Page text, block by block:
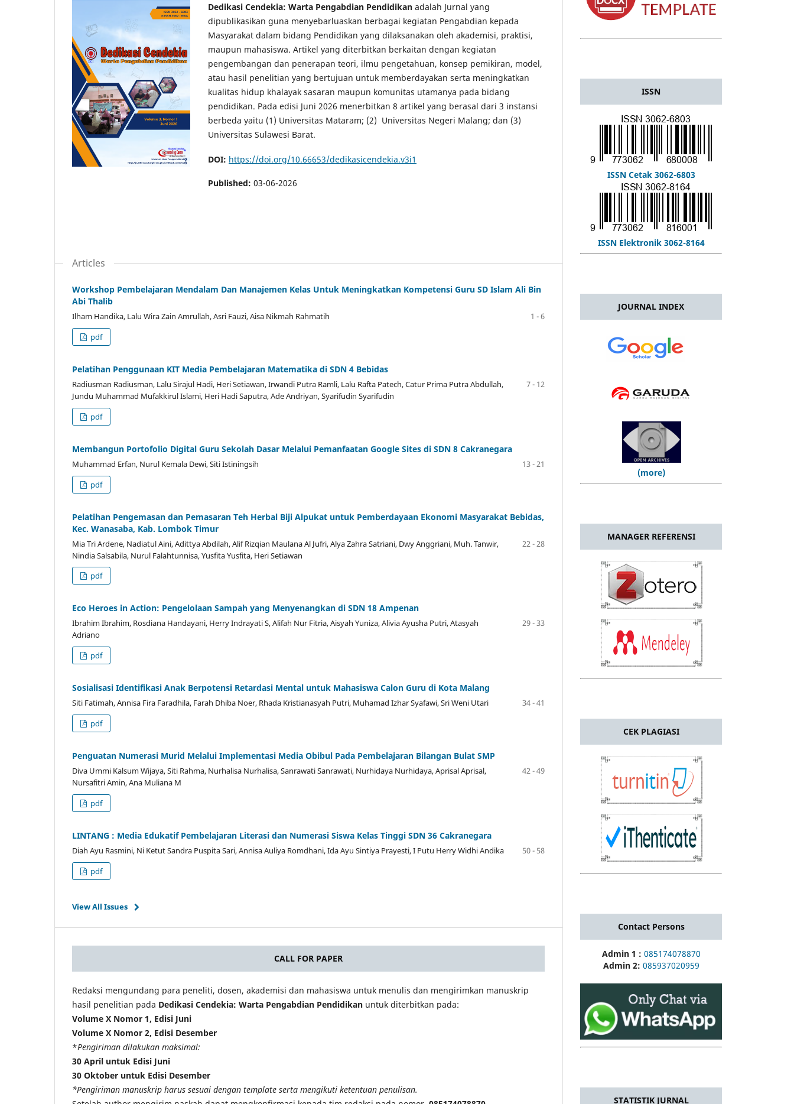
Dedikasi Cendekia: Warta Pengabdian Pendidikan adalah Jurnal yang
dipublikasikan guna menyebarluaskan berbagai kegiatan Pengabdian kepada
Masyarakat dalam bidang Pendidikan yang dilaksanakan oleh akademisi, praktisi,
maupun mahasiswa. Artikel yang diterbitkan berkaitan dengan kegiatan
pengembangan dan penerapan teori, ilmu pengetahuan, konsep pemikiran, model,
atau hasil penelitian yang bertujuan untuk memberdayakan serta meningkatkan
kualitas hidup khalayak sasaran maupun komunitas utamanya pada bidang
pendidikan. Pada edisi Juni 2026 menerbitkan 8 artikel yang berasal dari 3 instansi
berbeda yaitu (1) Universitas Mataram; (2) Universitas Negeri Malang; dan (3)
Universitas Sulawesi Barat.
DOI: https://doi.org/10.66653/dedikasicendekia.v3i1
Published: 03-06-2026
Articles
Workshop Pembelajaran Mendalam Dan Manajemen Kelas Untuk Meningkatkan Kompetensi Guru SD Islam Ali Bin
Abi Thalib
Ilham Handika, Lalu Wira Zain Amrullah, Asri Fauzi, Aisa Nikmah Rahmatih
1 - 6
pdf
Pelatihan Penggunaan KIT Media Pembelajaran Matematika di SDN 4 Bebidas
Radiusman Radiusman, Lalu Sirajul Hadi, Heri Setiawan, Irwandi Putra Ramli, Lalu Rafta Patech, Catur Prima Putra Abdullah,
Jundu Muhammad Mufakkirul Islami, Heri Hadi Saputra, Ade Andriyan, Syarifudin Syarifudin
7 - 12
pdf
Membangun Portofolio Digital Guru Sekolah Dasar Melalui Pemanfaatan Google Sites di SDN 8 Cakranegara
Muhammad Erfan, Nurul Kemala Dewi, Siti Istiningsih
13 - 21
pdf
Pelatihan Pengemasan dan Pemasaran Teh Herbal Biji Alpukat untuk Pemberdayaan Ekonomi Masyarakat Bebidas,
Kec. Wanasaba, Kab. Lombok Timur
Mia Tri Ardene, Nadiatul Aini, Adittya Abdilah, Alif Rizqian Maulana Al Jufri, Alya Zahra Satriani, Dwy Anggriani, Muh. Tanwir,
Nindia Salsabila, Nurul Falahtunnisa, Yusfita Yusfita, Heri Setiawan
22 - 28
pdf
Eco Heroes in Action: Pengelolaan Sampah yang Menyenangkan di SDN 18 Ampenan
Ibrahim Ibrahim, Rosdiana Handayani, Herry Indrayati S, Alifah Nur Fitria, Aisyah Yuniza, Alivia Ayusha Putri, Atasyah
Adriano
29 - 33
pdf
Sosialisasi Identifikasi Anak Berpotensi Retardasi Mental untuk Mahasiswa Calon Guru di Kota Malang
Siti Fatimah, Annisa Fira Faradhila, Farah Dhiba Noer, Rhada Kristianasyah Putri, Muhamad Izhar Syafawi, Sri Weni Utari
34 - 41
pdf
Penguatan Numerasi Murid Melalui Implementasi Media Obibul Pada Pembelajaran Bilangan Bulat SMP
Diva Ummi Kalsum Wijaya, Siti Rahma, Nurhalisa Nurhalisa, Sanrawati Sanrawati, Nurhidaya Nurhidaya, Aprisal Aprisal,
Nursafitri Amin, Ana Muliana M
42 - 49
pdf
LINTANG : Media Edukatif Pembelajaran Literasi dan Numerasi Siswa Kelas Tinggi SDN 36 Cakranegara
Diah Ayu Rasmini, Ni Ketut Sandra Puspita Sari, Annisa Auliya Romdhani, Ida Ayu Sintiya Prayesti, I Putu Herry Widhi Andika
50 - 58
pdf
View All Issues
CALL FOR PAPER
Redaksi mengundang para peneliti, dosen, akademisi dan mahasiswa untuk menulis dan mengirimkan manuskrip
hasil penelitian pada Dedikasi Cendekia: Warta Pengabdian Pendidikan untuk diterbitkan pada:
Volume X Nomor 1, Edisi Juni
Volume X Nomor 2, Edisi Desember
*Pengiriman dilakukan maksimal:
30 April untuk Edisi Juni
30 Oktober untuk Edisi Desember
*Pengiriman manuskrip harus sesuai dengan template serta mengikuti ketentuan penulisan.
ISSN
ISSN Cetak 3062-6803
ISSN Elektronik 3062-8164
JOURNAL INDEX
(more)
MANAGER REFERENSI
CEK PLAGIASI
Contact Persons
Admin 1 : 085174078870
Admin 2: 085937020959
STATISTIK JURNAL